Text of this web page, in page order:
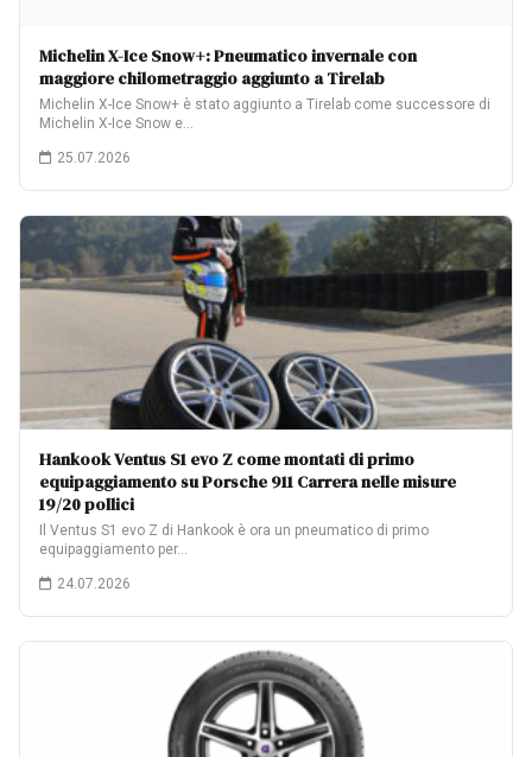
Michelin X-Ice Snow+: Pneumatico invernale con
maggiore chilometraggio aggiunto a Tirelab
Michelin X-Ice Snow+ è stato aggiunto a Tirelab come successore di
Michelin X-Ice Snow e…
25.07.2026
Hankook Ventus S1 evo Z come montati di primo
equipaggiamento su Porsche 911 Carrera nelle misure
19/20 pollici
Il Ventus S1 evo Z di Hankook è ora un pneumatico di primo
equipaggiamento per…
24.07.2026